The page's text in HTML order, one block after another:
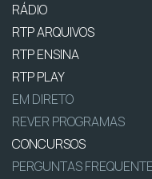
RÁDIO
RTP ARQUIVOS
RTP ENSINA
RTP PLAY
EM DIRETO
REVER PROGRAMAS
CONCURSOS
PERGUNTAS